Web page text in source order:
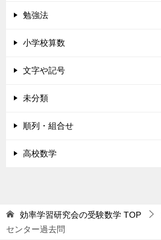
勉強法
小学校算数
文字や記号
未分類
順列・組合せ
高校数学
効率学習研究会の受験数学 TOP
センター過去問